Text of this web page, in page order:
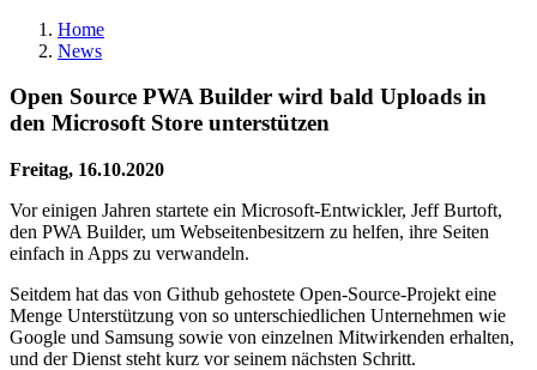
Home
News
Open Source PWA Builder wird bald Uploads in
den Microsoft Store unterstützen
Freitag, 16.10.2020
Vor einigen Jahren startete ein Microsoft-Entwickler, Jeff Burtoft,
den PWA Builder, um Webseitenbesitzern zu helfen, ihre Seiten
einfach in Apps zu verwandeln.
Seitdem hat das von Github gehostete Open-Source-Projekt eine
Menge Unterstützung von so unterschiedlichen Unternehmen wie
Google und Samsung sowie von einzelnen Mitwirkenden erhalten,
und der Dienst steht kurz vor seinem nächsten Schritt.